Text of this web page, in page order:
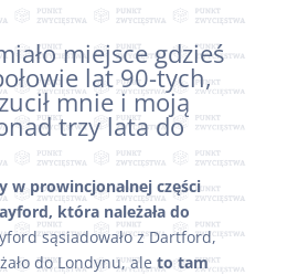
miejsce gdzieś
lat 90-tych,
mnie i moją
trzy lata do
w prowincjonalnej części
która należała do
sąsiadowało z Dartford,
do Londynu, aleto tam